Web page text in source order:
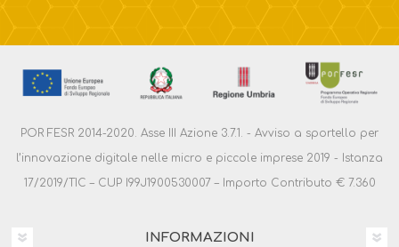
POR FESR 2014-2020. Asse III Azione 3.7.1. - Avviso a sportello per
l’innovazione digitale nelle micro e piccole imprese 2019 - Istanza
17/2019/TIC – CUP I99J1900530007 – Importo Contributo € 7.360
INFORMAZIONI